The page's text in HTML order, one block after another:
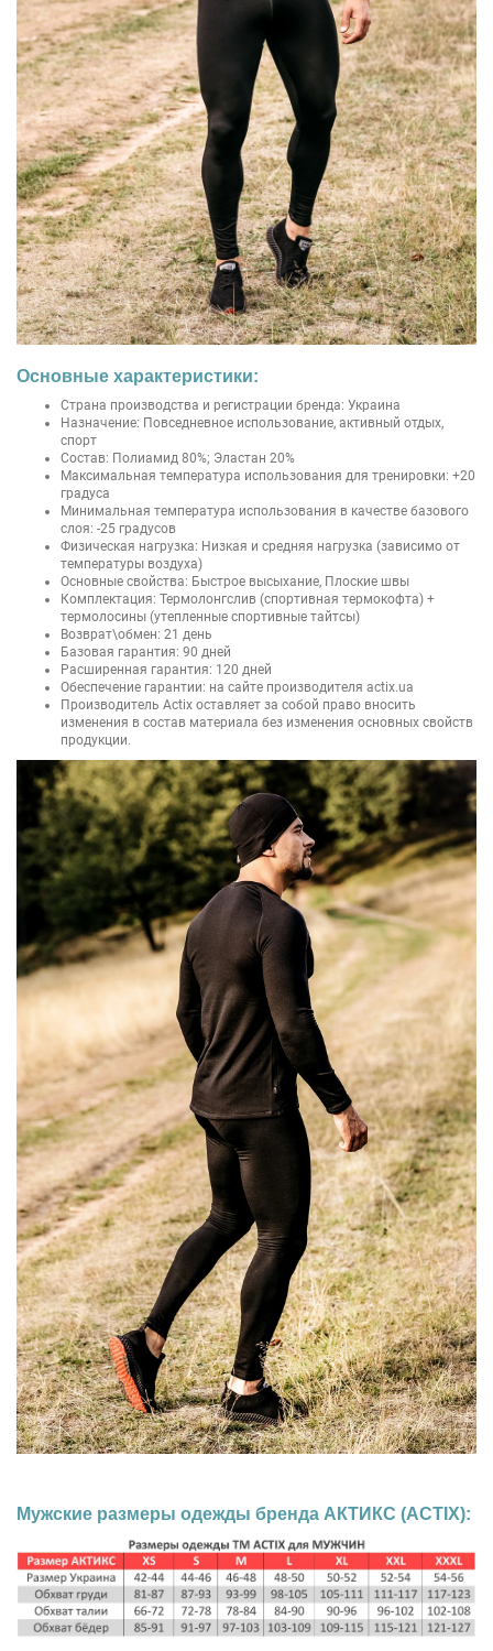
Основные характеристики:
Страна производства и регистрации бренда: Украина
Назначение: Повседневное использование, активный отдых,
спорт
Состав: Полиамид 80%; Эластан 20%
Максимальная температура использования для тренировки: +20
градуса
Минимальная температура использования в качестве базового
слоя: -25 градусов
Физическая нагрузка: Низкая и средняя нагрузка (зависимо от
температуры воздуха)
Основные свойства: Быстрое высыхание, Плоские швы
Комплектация: Термолонгслив (спортивная термокофта) +
термолосины (утепленные спортивные тайтсы)
Возврат\обмен: 21 день
Базовая гарантия: 90 дней
Расширенная гарантия: 120 дней
Обеспечение гарантии: на сайте производителя actix.ua
Производитель Actix оставляет за собой право вносить
изменения в состав материала без изменения основных свойств
продукции.
Мужские размеры одежды бренда АКТИКС (ACTIX):